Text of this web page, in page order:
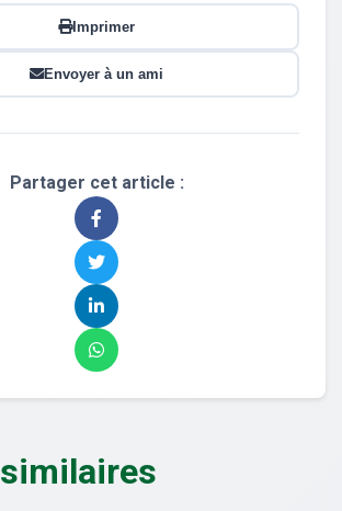
Imprimer
Envoyer à un ami
Partager cet article :